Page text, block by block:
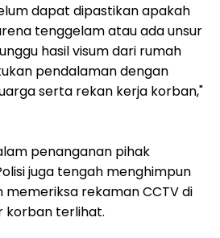
dapat dipastikan apakah
tenggelam atau ada unsur
hasil visum dari rumah
pendalaman dengan
serta rekan kerja korban,"
penanganan pihak
juga tengah menghimpun
memeriksa rekaman CCTV di
korban terlihat.